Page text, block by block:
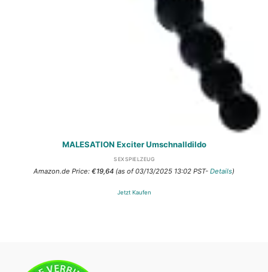
MALESATION Exciter Umschnalldildo
SEXSPIELZEUG
Amazon.de Price: €19,64 (as of 03/13/2025 13:02 PST- Details)
Jetzt Kaufen